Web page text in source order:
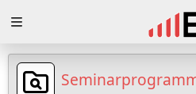
Loading